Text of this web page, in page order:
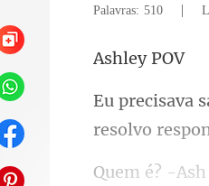
Palavras: 510 |
ley
é?